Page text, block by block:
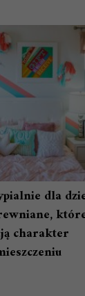
dla
charakter